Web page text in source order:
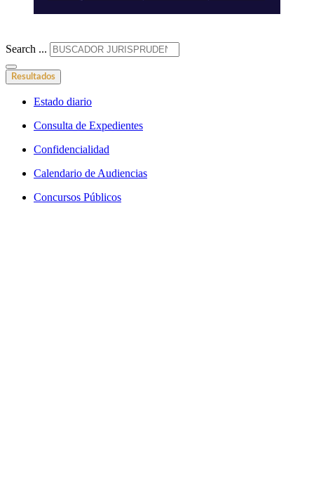
Search ...
Resultados
Estado diario
Consulta de Expedientes
Confidencialidad
Calendario de Audiencias
Concursos Públicos